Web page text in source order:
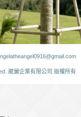
崴儷企業有限公司 版權所有